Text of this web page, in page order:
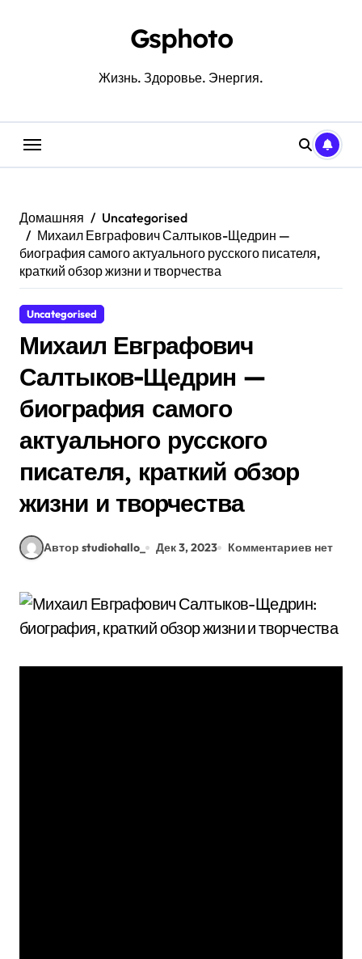
Gsphoto
Жизнь. Здоровье. Энергия.
Домашняя
Uncategorised
Михаил Евграфович Салтыков-Щедрин —
биография самого актуального русского писателя,
краткий обзор жизни и творчества
Uncategorised
Михаил Евграфович
Салтыков-Щедрин —
биография самого
актуального русского
писателя, краткий обзор
жизни и творчества
Автор studiohallo_ Дек 3, 2023 Комментариев нет